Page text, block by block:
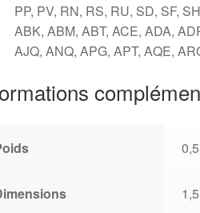
PP, PV, RN, RS, RU, SD, SF,
ABK, ABM, ABT, ACE, ADA,
AJQ, ANQ, APG, APT, AQE,